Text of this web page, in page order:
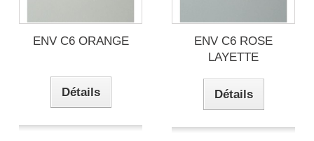
ENV C6 ORANGE
Détails
ENV C6 ROSE
LAYETTE
Détails